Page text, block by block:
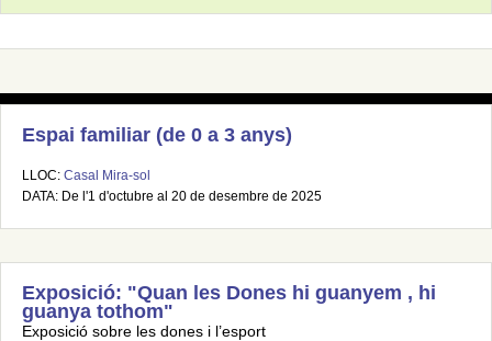
Espai familiar (de 0 a 3 anys)
LLOC: Casal Mira-sol
DATA: De l'1 d'octubre al 20 de desembre de 2025
Exposició: "Quan les Dones hi guanyem , hi
guanya tothom"
Exposició sobre les dones i l’esport